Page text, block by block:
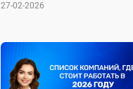
27-02-2026